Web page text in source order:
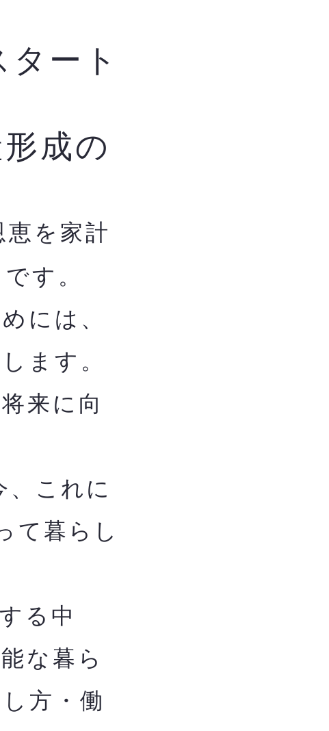
ート
成の
を家計
す。
には、
ます。
来に向
、これに
て暮らし
る中
な暮ら
方・働